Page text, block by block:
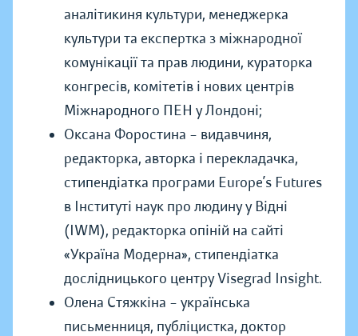
аналітикиня культури, менеджерка
культури та експертка з міжнародної
комунікації та прав людини, кураторка
конгресів, комітетів і нових центрів
Міжнародного ПЕН у Лондоні;
Оксана Форостина – видавчиня,
редакторка, авторка і перекладачка,
стипендіатка програми Europe’s Futures
в Інституті наук про людину у Відні
(IWM), редакторка опіній на сайті
«Україна Модерна», стипендіатка
дослідницького центру Visegrad Insight.
Олена Стяжкіна – українська
письменниця, публіцистка, доктор